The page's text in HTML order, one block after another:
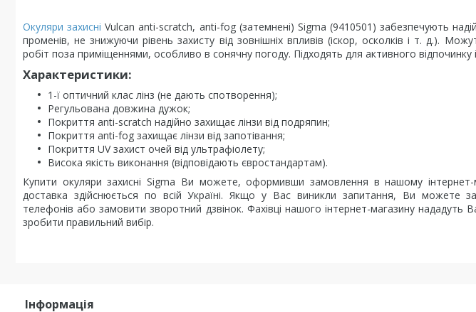
Окуляри захисні Vulcan anti-scratch, anti-fog (затемнені) Sigma (9410501) забезпечують
променів, не знижуючи рівень захисту від зовнішніх впливів (іскор, осколків і т. д.).
робіт поза приміщеннями, особливо в сонячну погоду. Підходять для активного відпочинку
Характеристики:
1-ї оптичний клас лінз (не дають спотворення);
Регульована довжина дужок;
Покриття anti-scratch надійно захищає лінзи від подряпин;
Покриття anti-fog захищає лінзи від запотівання;
Покриття UV захист очей від ультрафіолету;
Висока якість виконання (відповідають євростандартам).
Купити окуляри захисні Sigma Ви можете, оформивши замовлення в нашому
доставка здійснюється по всій Україні. Якщо у Вас виникли запитання, Ви можете
телефонів або замовити зворотний дзвінок. Фахівці нашого інтернет-магазину нададуть
зробити правильний вибір.
Інформація